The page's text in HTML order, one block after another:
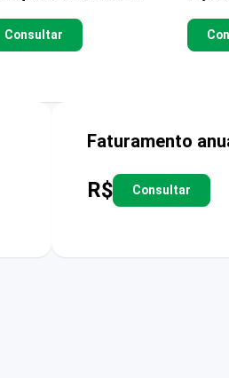
Consultar
Faturamento
R$ Consultar